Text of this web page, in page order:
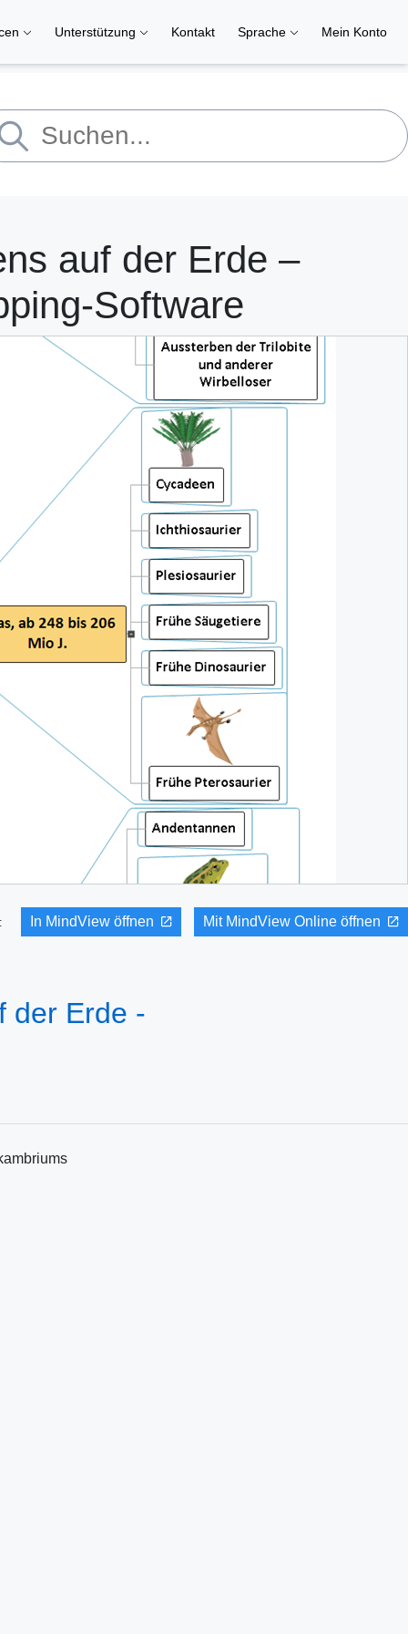
Unterstützung Kontakt Sprache Mein Konto
auf der Erde –
Software
In MindView öffnen Mit MindView Online öffnen
der Erde -